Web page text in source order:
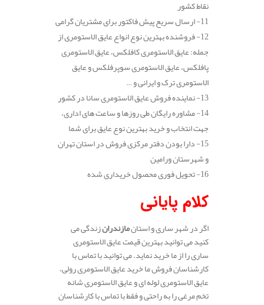
نقاط کشور
11- ارسال سریع پیش فاکتور برای مشتریان گرامی
12- فروشنده بهترین نوع انواع عایق الاستومری از
جمله: عایق الاستومری کافلکس، عایق الاستومری
پافلکس، عایق الاستومری سوپرفلکس و عایق
الاستومری ترک و ایرانی و …
13- نماینده فروش عایق الاستومری سانا در کشور
14- مشاوره رایگان طی روزها و ساعت های اداری،
جهت انتخاب و خرید بهترین نوع عایق برای شما
15- دارا بودن دفتر مرکزی فروش در استان تهران
و شهرستان ورامین
16- تحویل فوری محصول خریداری شده
کلام پایانی
اگر در شهر ساری و استانمازندرانزندگی می
کنید می توانید بهترین قیمت عایق الاستومری
ساری را از ما خرید نماید. می توانید با تماس با
کارشناسان فروش ما خرید عایق الاستومری رولی،
عایق الاستومری لوله ای و عایق الاستومری شانه
تخم مرغی را به راحتی و فقط با تماس با کارشناسان